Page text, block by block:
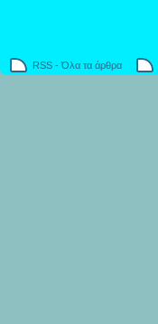
RSS - Όλα τα άρθρα